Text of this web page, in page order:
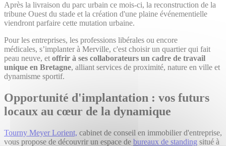
Après la livraison du parc urbain ce mois-ci, la reconstruction de la
tribune Ouest du stade et la création d'une plaine événementielle
viendront parfaire cette mutation urbaine.
Pour les entreprises, les professions libérales ou encore
médicales, s’implanter à Merville, c'est choisir un quartier qui fait
peau neuve, et offrir à ses collaborateurs un cadre de travail
unique en Bretagne, alliant services de proximité, nature en ville et
dynamisme sportif.
Opportunité d'implantation : vos futurs
locaux au cœur de la dynamique
Tourny Meyer Lorient, cabinet de conseil en immobilier d'entreprise,
vous propose de découvrir un espace de bureaux de standing situé à